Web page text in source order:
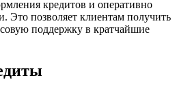
кредитов и оперативно
Это позволяет клиентам получить
поддержку в кратчайшие